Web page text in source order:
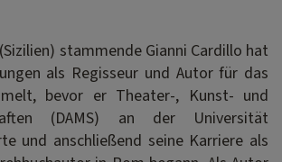
stammende Gianni Cardillo hat
als Regisseur und Autor für das
bevor er Theater-, Kunst- und
(DAMS) an der Universität
und anschließend seine Karriere als